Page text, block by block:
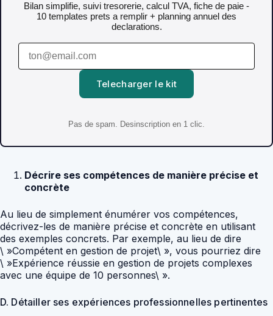
Bilan simplifie, suivi tresorerie, calcul TVA, fiche de paie -
10 templates prets a remplir + planning annuel des
declarations.
Telecharger le kit
Pas de spam. Desinscription en 1 clic.
Décrire ses compétences de manière précise et
concrète
Au lieu de simplement énumérer vos compétences,
décrivez-les de manière précise et concrète en utilisant
des exemples concrets. Par exemple, au lieu de dire
\ »Compétent en gestion de projet\ », vous pourriez dire
\ »Expérience réussie en gestion de projets complexes
avec une équipe de 10 personnes\ ».
D. Détailler ses expériences professionnelles pertinentes